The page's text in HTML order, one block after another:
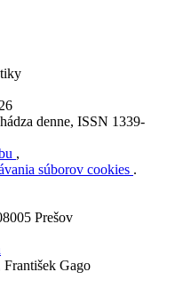
denne, ISSN 1339-
,
súborov cookies .
Prešov
František Gago